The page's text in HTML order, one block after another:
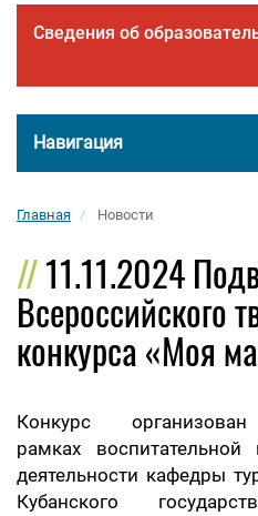
Сведения об
Навигация
Главная Новости
11.11.2024
Всероссийского
конкурса «Моя
Конкурс
рамках
деятельности кафедры
Кубанского